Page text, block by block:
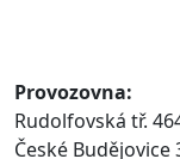
Provozovna:
Rudolfovská tř.
České Budějovice